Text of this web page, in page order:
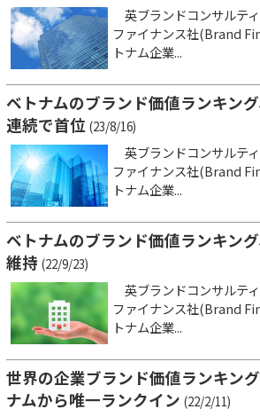
英ブランドコンサルテ
ファイナンス社(Brand
トナム企業...
ベトナムのブランド価値ランキン
連続で首位 (23/8/16)
英ブランドコンサルテ
ファイナンス社(Brand
トナム企業...
ベトナムのブランド価値ランキン
維持 (22/9/23)
英ブランドコンサルテ
ファイナンス社(Brand
トナム企業...
世界の企業ブランド価値ランキン
ナムから唯一ランクイン (22/2/11)